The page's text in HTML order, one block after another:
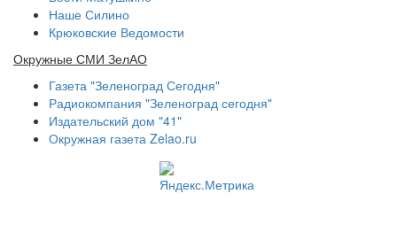
Наше Силино
Крюковские Ведомости
Окружные СМИ ЗелАО
Газета "Зеленоград Сегодня"
Радиокомпания "Зеленоград сегодня"
Издательский дом "41"
Окружная газета Zelao.ru